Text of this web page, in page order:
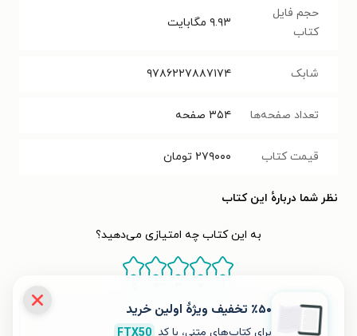
حجم فایل
کتاب
۹.۹۳ مگابایت
شابک ۹۷۸۶۲۲۷۸۸۷۱۷۴
تعداد صفحه‌ها ۳۵۴ صفحه
قیمت کتاب ۲۷۹۰۰۰ تومان
نظر شما دربارهٔ این کتاب
به این کتاب چه امتیازی می‌دهید؟
٪۵۰ تخفیف ویژۀ اولین خرید
برای کتاب‌های متنی، با کد FTX50